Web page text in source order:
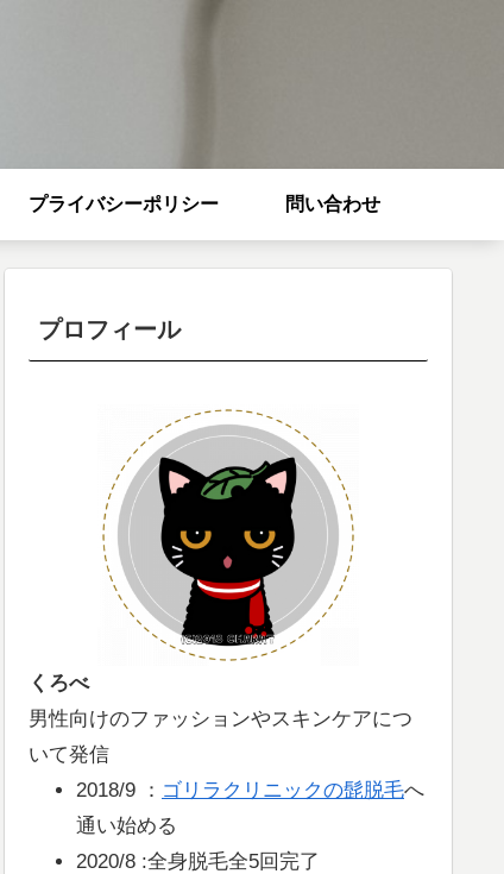
プライバシーポリシー 問い合わせ
プロフィール
くろべ
男性向けのファッションやスキンケアにつ
いて発信
2018/9 ： ゴリラクリニックの髭脱毛へ
通い始める
2020/8 :全身脱毛全5回完了